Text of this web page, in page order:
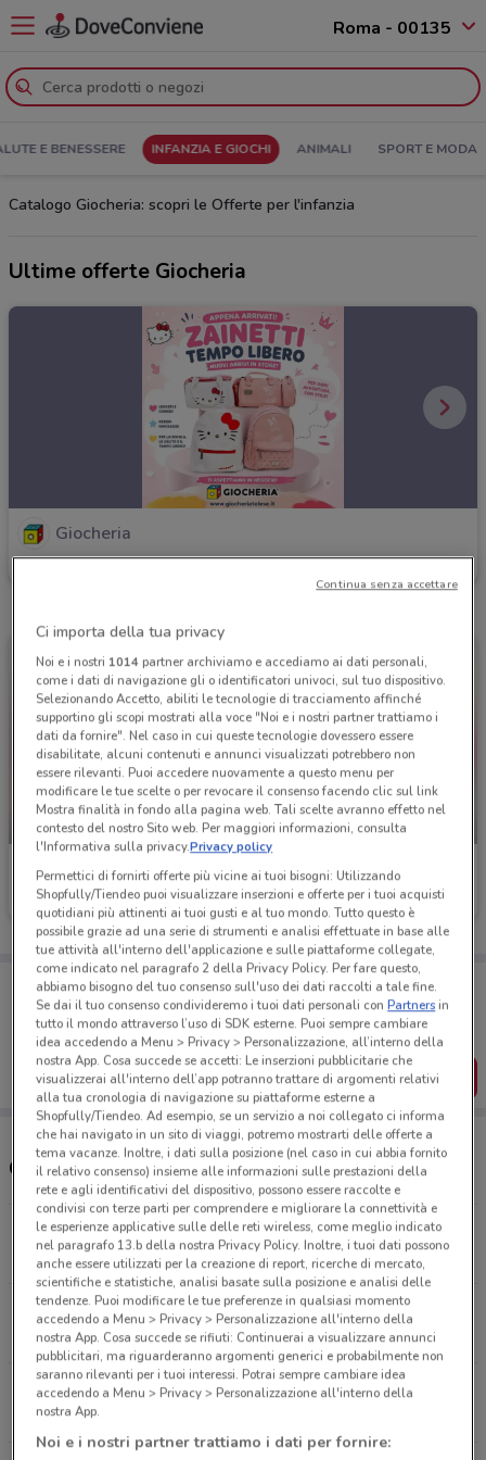
Roma - 00135
E BENESSERE INFANZIA E GIOCHI ANIMALI SPORT E MODA
Catalogo Giocheria: scopri le Offerte per l'infanzia
Ultime offerte Giocheria
Giocheria
-4 GIORNI
Giocheria
Scade mercoledì 3.3 km
Giocheria
Scade mercoledì 3.3 km
Porta DoveConviene sempre con te!
Puoi trovare le migliori offerte dei negozi vicino a te,
salvarle e creare la tua lista del risparmio, comodamente
dal tuo cellulare.
SCARICA L’APP
Orari e Negozi Giocheria
Via Pietro Maffi, 28/ 30/ 32 Roma
3.3 km
Via di Porta Cavalleggeri 113 Roma
3.7 km
corso Vittorio Emanuele II 167/ 169 Roma
4.2 km
Ci importa della tua privacy
Noi e i nostri 1014partner archiviamo e accediamo ai dati personali,
come i dati di navigazione gli o identificatori univoci, sul tuo dispositivo.
Selezionando Accetto, abiliti le tecnologie di tracciamento affinché
supportino gli scopi mostrati alla voce "Noi e i nostri partner trattiamo i
dati da fornire". Nel caso in cui queste tecnologie dovessero essere
disabilitate, alcuni contenuti e annunci visualizzati potrebbero non
essere rilevanti. Puoi accedere nuovamente a questo menu per
modificare le tue scelte o per revocare il consenso facendo clic sul link
Mostra finalità in fondo alla pagina web. Tali scelte avranno effetto nel
contesto del nostro Sito web. Per maggiori informazioni, consulta
l'Informativa sulla privacy.Privacy policy
Permettici di fornirti offerte più vicine ai tuoi bisogni: Utilizzando
Shopfully/Tiendeo puoi visualizzare inserzioni e offerte per i tuoi acquisti
quotidiani più attinenti ai tuoi gusti e al tuo mondo. Tutto questo è
possibile grazie ad una serie di strumenti e analisi effettuate in base alle
tue attività all'interno dell'applicazione e sulle piattaforme collegate,
come indicato nel paragrafo 2 della Privacy Policy. Per fare questo,
abbiamo bisogno del tuo consenso sull'uso dei dati raccolti a tale fine.
Se dai il tuo consenso condivideremo i tuoi dati personali conPartnersin
tutto il mondo attraverso l’uso di SDK esterne. Puoi sempre cambiare
idea accedendo a Menu > Privacy > Personalizzazione, all’interno della
nostra App. Cosa succede se accetti: Le inserzioni pubblicitarie che
visualizzerai all'interno dell’app potranno trattare di argomenti relativi
alla tua cronologia di navigazione su piattaforme esterne a
Shopfully/Tiendeo. Ad esempio, se un servizio a noi collegato ci informa
che hai navigato in un sito di viaggi, potremo mostrarti delle offerte a
tema vacanze. Inoltre, i dati sulla posizione (nel caso in cui abbia fornito
il relativo consenso) insieme alle informazioni sulle prestazioni della
rete e agli identificativi del dispositivo, possono essere raccolte e
condivisi con terze parti per comprendere e migliorare la connettività e
le esperienze applicative sulle delle reti wireless, come meglio indicato
nel paragrafo 13.b della nostra Privacy Policy. Inoltre, i tuoi dati possono
anche essere utilizzati per la creazione di report, ricerche di mercato,
scientifiche e statistiche, analisi basate sulla posizione e analisi delle
tendenze. Puoi modificare le tue preferenze in qualsiasi momento
accedendo a Menu > Privacy > Personalizzazione all'interno della
nostra App. Cosa succede se rifiuti: Continuerai a visualizzare annunci
pubblicitari, ma riguarderanno argomenti generici e probabilmente non
saranno rilevanti per i tuoi interessi. Potrai sempre cambiare idea
accedendo a Menu > Privacy > Personalizzazione all'interno della
nostra App.
Noi e i nostri partner trattiamo i dati per fornire:
Continua senza accettare